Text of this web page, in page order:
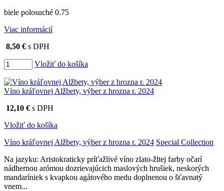
biele polosuché 0.75
Viac informácií
8,50 € s DPH
Vložiť do košíka
Víno kráľovnej Alžbety, výber z hrozna r. 2024
12,10 € s DPH
Vložiť do košíka
Víno kráľovnej Alžbety, výber z hrozna r. 2024 Special Collection
Na jazyku: Aristokraticky príťažlivé víno zlato-žltej farby očarí
nádhernou arómou dozrievajúcich maslových hrušiek, neskorých
mandaríniek s kvapkou agátového medu doplnenou o šťavnatý
vnem...